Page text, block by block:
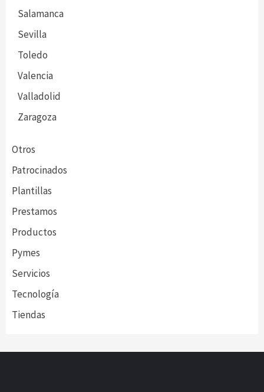
Salamanca
Sevilla
Toledo
Valencia
Valladolid
Zaragoza
Otros
Patrocinados
Plantillas
Prestamos
Productos
Pymes
Servicios
Tecnología
Tiendas